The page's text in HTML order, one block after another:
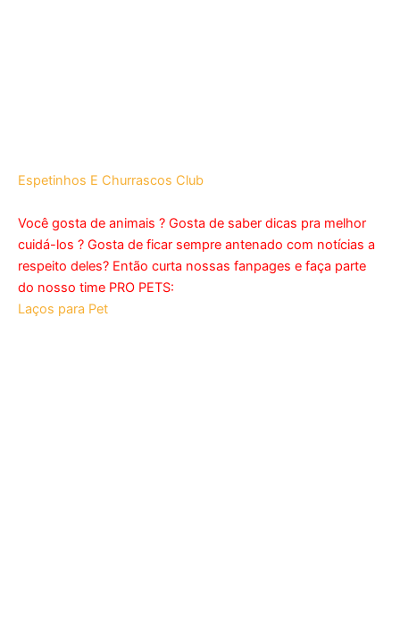
Espetinhos E Churrascos Club
Você gosta de animais ? Gosta de saber dicas pra melhor
cuidá-los ? Gosta de ficar sempre antenado com notícias a
respeito deles? Então curta nossas fanpages e faça parte
do nosso time PRO PETS:
Laços para Pet